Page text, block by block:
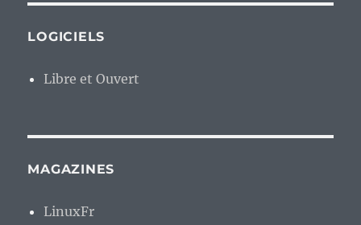
LOGICIELS
Libre et Ouvert
MAGAZINES
LinuxFr